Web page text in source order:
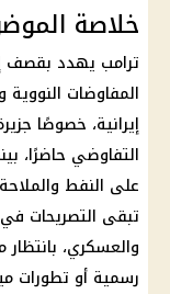
خلاصة
ترامب يهدد بقصف
المفاوضات
إيرانية، خصوصًا
التفاوضي حاضرًا،
على النفط
تبقى التصريحات
والعسكري،
رسمية أو تطورات